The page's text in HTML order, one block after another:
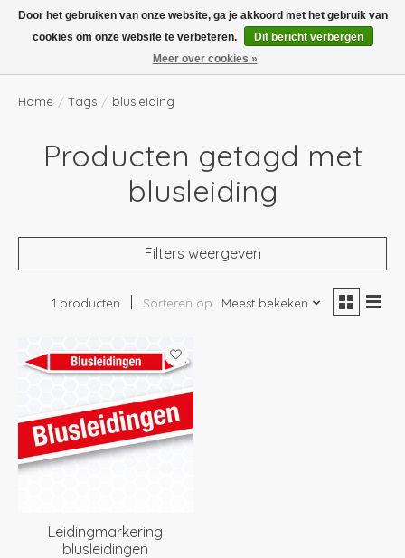
Boven de €100,- gratis verzending! Vóór 14.00 besteld, volgende dag in huis!
Verlanglijst
Home / Tags / blusleiding
Producten getagd met
blusleiding
Filters weergeven
1 producten Sorteren op Meest bekeken
Leidingmarkering
blusleidingen
Door het gebruiken van onze website, ga je akkoord met het gebruik van
cookies om onze website te verbeteren.
Dit bericht verbergen
Meer over cookies »